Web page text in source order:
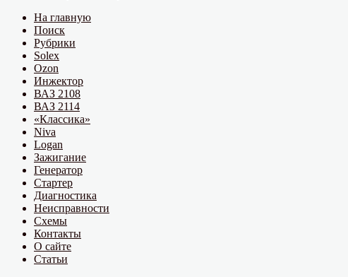
На главную
Поиск
Рубрики
Solex
Ozon
Инжектор
ВАЗ 2108
ВАЗ 2114
«Классика»
Niva
Logan
Зажигание
Генератор
Стартер
Диагностика
Неисправности
Схемы
Контакты
О сайте
Статьи